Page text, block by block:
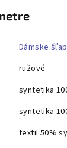
Dámske
ružové
syntetika
syntetika
textil 50%